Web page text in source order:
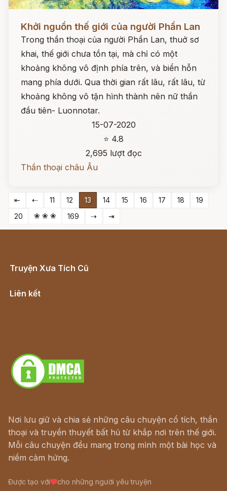
Khởi nguồn thế giới của người Phần Lan
Trong thần thoại của người Phần Lan, thuở sơ
khai, thế giới chưa tồn tại, mà chỉ có một
khoảng không vô định phía trên, và biển hỗn
mang phía dưới. Qua thời gian rất lâu, rất lâu, từ
khoảng không vô tận hình thành nên nữ thần
đầu tiên- Luonnotar.
15-07-2020
⭐ 4.8
2,695 lượt đọc
Thần thoại châu Âu
⇤ ⇠ 11 12 13 14 15 16 17 18
19
20
❀ ❀ ❀ 169 ⇢ ⇥
Truyện Xưa Tích Cũ
Liên kết
Nơi lưu giữ và chia sẻ những câu chuyện cổ tích, thần
thoại và truyền thuyết bất hủ từ khắp nơi trên thế giới.
Mỗi câu chuyện đều mang trong mình một bài học và
niềm cảm hứng.
Được tạo với cho những người yêu truyện